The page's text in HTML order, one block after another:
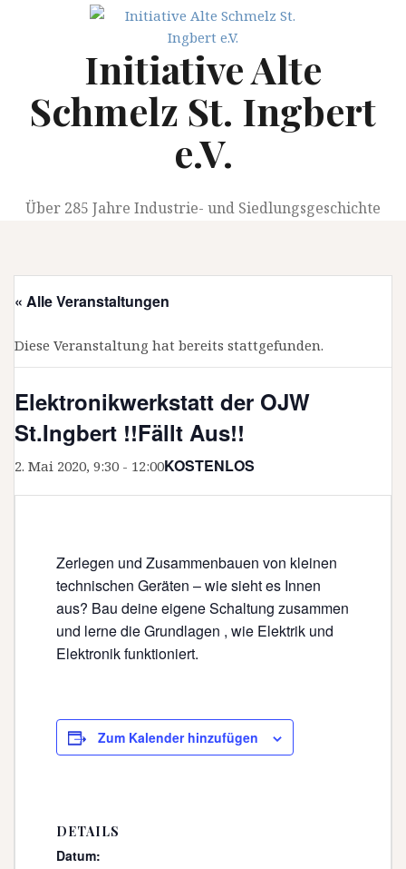
Initiative Alte
Schmelz St. Ingbert
e.V.
Über 285 Jahre Industrie- und Siedlungsgeschichte
« Alle Veranstaltungen
Diese Veranstaltung hat bereits stattgefunden.
Elektronikwerkstatt der OJW
St.Ingbert !!Fällt Aus!!
2. Mai 2020, 9:30 - 12:00KOSTENLOS
Zerlegen und Zusammenbauen von kleinen
technischen Geräten – wie sieht es Innen
aus? Bau deine eigene Schaltung zusammen
und lerne die Grundlagen , wie Elektrik und
Elektronik funktioniert.
Zum Kalender hinzufügen
DETAILS
Datum: